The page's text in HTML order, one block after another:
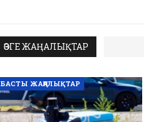
ӨЗГЕ ЖАҢАЛЫҚТАР
БАСТЫ ЖАҢАЛЫҚТАР